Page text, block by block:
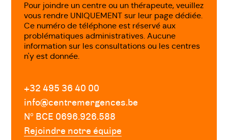
Pour joindre un centre ou un thérapeute, veuillez
vous rendre UNIQUEMENT sur leur page dédiée.
Ce numéro de téléphone est réservé aux
problématiques administratives. Aucune
information sur les consultations ou les centres
n'y est donnée.
+32 495 36 40 00
info@centremergences.be
Nº BCE 0696.926.588
Rejoindre notre équipe